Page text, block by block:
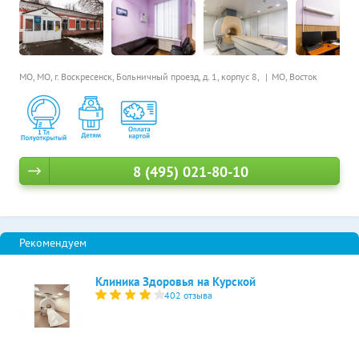
МО, МО, г. Воскресенск, Больничный проезд, д. 1, корпус 8, МО, Восток
8 (495) 021-80-10
Клиника Здоровья на Курской
402 отзыва